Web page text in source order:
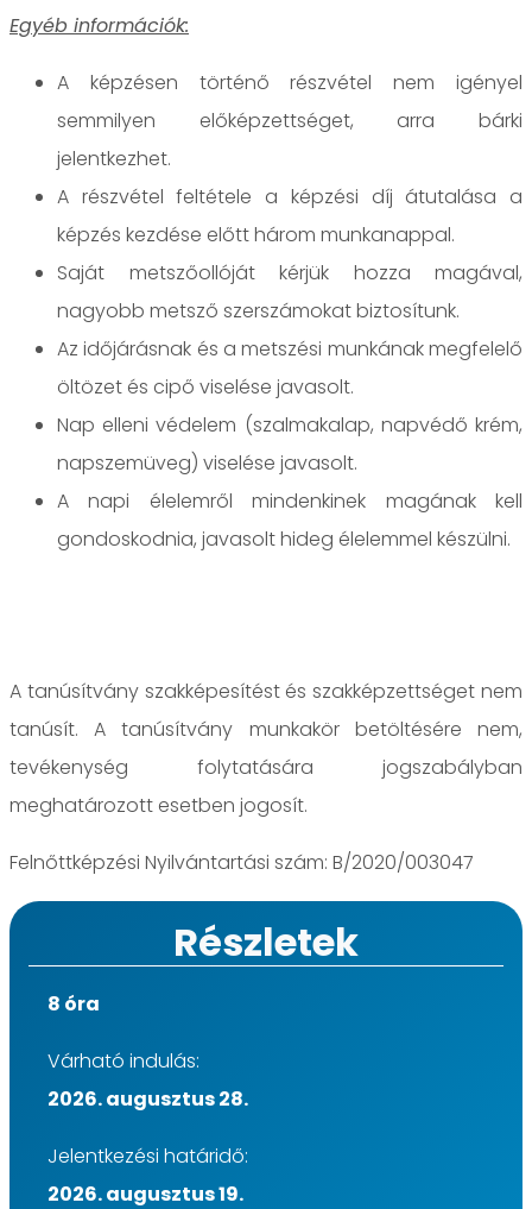
Egyéb információk:
A képzésen történő részvétel nem igényel
semmilyen előképzettséget, arra bárki
jelentkezhet.
A részvétel feltétele a képzési díj átutalása a
képzés kezdése előtt három munkanappal.
Saját metszőollóját kérjük hozza magával,
nagyobb metsző szerszámokat biztosítunk.
Az időjárásnak és a metszési munkának megfelelő
öltözet és cipő viselése javasolt.
Nap elleni védelem (szalmakalap, napvédő krém,
napszemüveg) viselése javasolt.
A napi élelemről mindenkinek magának kell
gondoskodnia, javasolt hideg élelemmel készülni.
A tanúsítvány szakképesítést és szakképzettséget nem
tanúsít. A tanúsítvány munkakör betöltésére nem,
tevékenység folytatására jogszabályban
meghatározott esetben jogosít.
Felnőttképzési Nyilvántartási szám: B/2020/003047
Részletek
8 óra
Várható indulás:
2026. augusztus 28.
Jelentkezési határidő:
2026. augusztus 19.